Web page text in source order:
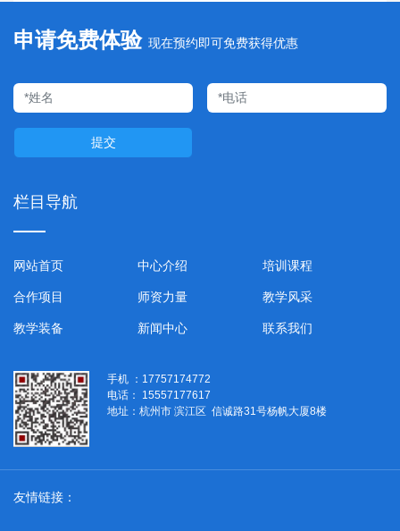
申请免费体验 现在预约即可免费获得优惠
提交
栏目导航
网站首页 中心介绍 培训课程
合作项目 师资力量 教学风采
教学装备 新闻中心 联系我们
手机 ：17757174772
电话： 15557177617
地址：杭州市 滨江区 信诚路31号杨帆大厦8楼
友情链接：